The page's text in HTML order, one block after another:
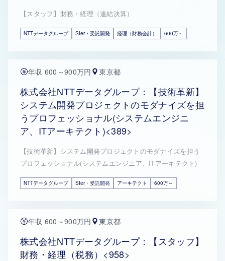
【スタッフ】財務・経理（連結決算）
NTTデータグループ SIer・受託開発 経理（財務会計） 600万～
年収 600～900万円 東京都
株式会社NTTデータグループ：【技術革新】
システム開発プロジェクトのモダナイズを担
うプロフェッショナル(システムエンジニ
ア、ITアーキテクト)<389>
【技術革新】システム開発プロジェクトのモダナイズを担う
プロフェッショナル(システムエンジニア、ITアーキテクト)
NTTデータグループ SIer・受託開発 アーキテクト 600万～
年収 600～900万円 東京都
株式会社NTTデータグループ：【スタッフ】
財務・経理（税務）<958>